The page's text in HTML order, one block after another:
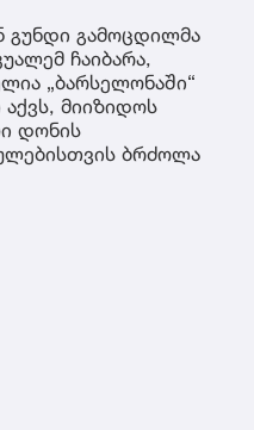
გუნდი გამოცდილმა
ჩაიბარა,
„ბარსელონაში“
აქვს, მიიზიდოს
დონის
ბრძოლა